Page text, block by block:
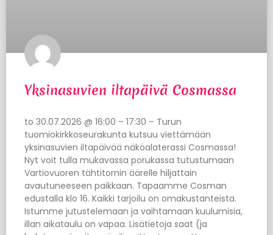
Yksinasuvien iltapäivä Cosmassa
to 30.07.2026 @ 16:00 – 17:30 – Turun
tuomiokirkkoseurakunta kutsuu viettämään
yksinasuvien iltapäivää näköalaterassi Cosmassa!
Nyt voit tulla mukavassa porukassa tutustumaan
Vartiovuoren tähtitornin äärelle hiljattain
avautuneeseen paikkaan. Tapaamme Cosman
edustalla klo 16. Kaikki tarjoilu on omakustanteista.
Istumme jutustelemaan ja vaihtamaan kuulumisia,
illan aikataulu on vapaa. Lisätietoja saat (ja